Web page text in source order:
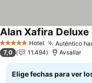
5 Estrellas Hotel Auténtico
Ver precios
7,0 11.494 Avsallar
Elige fechas para ver